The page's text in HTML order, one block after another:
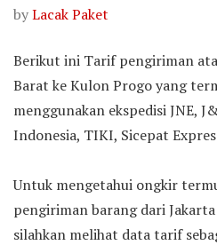
byLacak Paket
Berikut ini Tarif pengiriman
Barat ke Kulon Progo yang
menggunakan ekspedisi JNE,
Indonesia, TIKI, Sicepat
Untuk mengetahui ongkir
pengiriman barang dari
silahkan melihat data tarif